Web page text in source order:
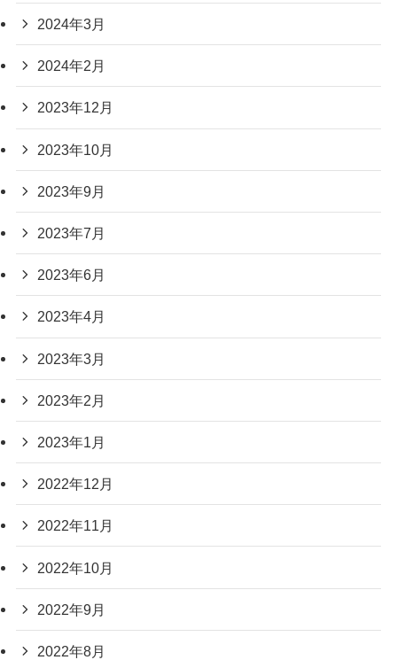
2024年3月
2024年2月
2023年12月
2023年10月
2023年9月
2023年7月
2023年6月
2023年4月
2023年3月
2023年2月
2023年1月
2022年12月
2022年11月
2022年10月
2022年9月
2022年8月